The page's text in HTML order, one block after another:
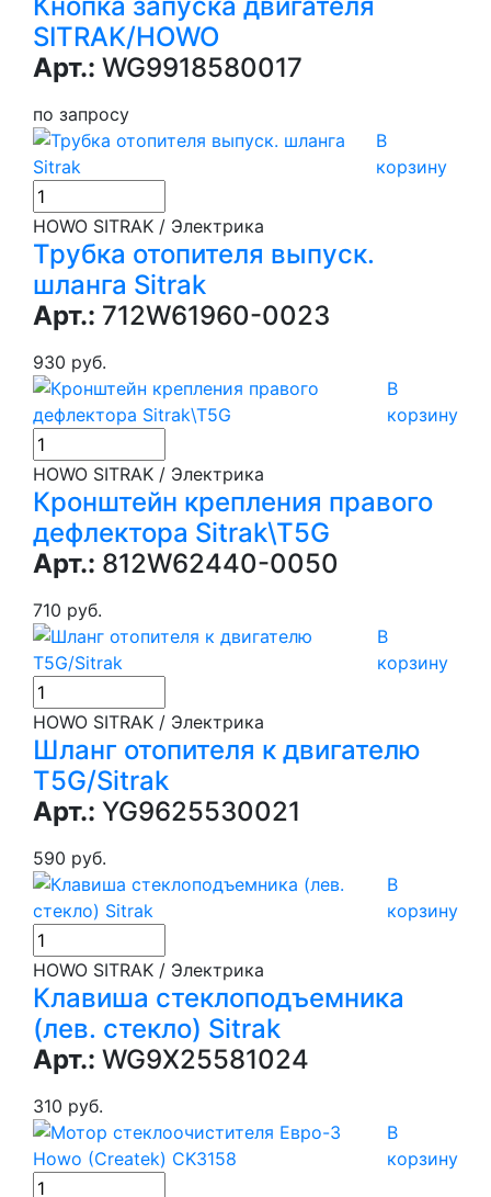
SITRAK/HOWO
Арт.: WG9918580017
по запросу
В
корзину
HOWO SITRAK / Электрика
Трубка отопителя выпуск.
шланга Sitrak
Арт.: 712W61960-0023
930 руб.
В
корзину
HOWO SITRAK / Электрика
Кронштейн крепления правого
дефлектора Sitrak\T5G
Арт.: 812W62440-0050
710 руб.
В
корзину
HOWO SITRAK / Электрика
Шланг отопителя к двигателю
T5G/Sitrak
Арт.: YG9625530021
590 руб.
В
корзину
HOWO SITRAK / Электрика
Клавиша стеклоподъемника
(лев. стекло) Sitrak
Арт.: WG9X25581024
310 руб.
В
корзину